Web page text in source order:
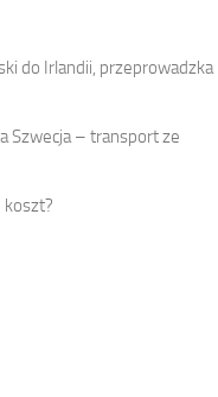
do Irlandii, przeprowadzka
Szwecja – transport ze
koszt?